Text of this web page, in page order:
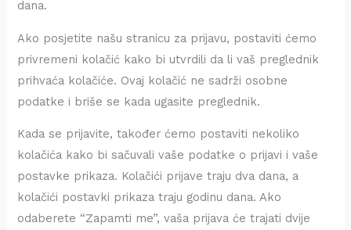
dana.
Ako posjetite našu stranicu za prijavu, postaviti ćemo
privremeni kolačić kako bi utvrdili da li vaš preglednik
prihvaća kolačiće. Ovaj kolačić ne sadrži osobne
podatke i briše se kada ugasite preglednik.
Kada se prijavite, također ćemo postaviti nekoliko
kolačića kako bi sačuvali vaše podatke o prijavi i vaše
postavke prikaza. Kolačići prijave traju dva dana, a
kolačići postavki prikaza traju godinu dana. Ako
odaberete “Zapamti me”, vaša prijava će trajati dvije